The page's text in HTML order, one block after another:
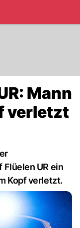
Mann
verletzt
UR ein
Kopf verletzt.